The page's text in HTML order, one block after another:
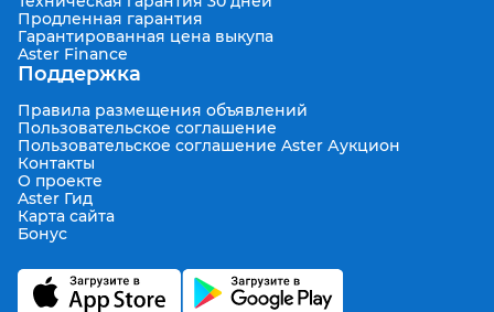
Продленная гарантия
Гарантированная цена выкупа
Aster Finance
Поддержка
Правила размещения объявлений
Пользовательское соглашение
Пользовательское соглашение Aster Аукцион
Контакты
О проекте
Aster Гид
Карта сайта
Бонус